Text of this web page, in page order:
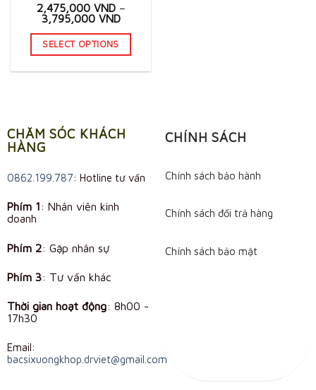
2,475,000 VND–
3,795,000 VND
SELECT OPTIONS
variants.
be
product
CHĂM SÓC KHÁCH
HÀNG
0862.199.787: Hotline tư vấn
Phím 1: Nhân viên kinh
doanh
Phím 2: Gặp nhân sự
Phím 3: Tư vấn khác
Thời gian hoạt động: 8h00 -
17h30
Email:
bacsixuongkhop.drviet@gmail.com
CHÍNH SÁCH
Chính sách bảo hành
Chính sách đổi trả hàng
Chính sách bảo mật